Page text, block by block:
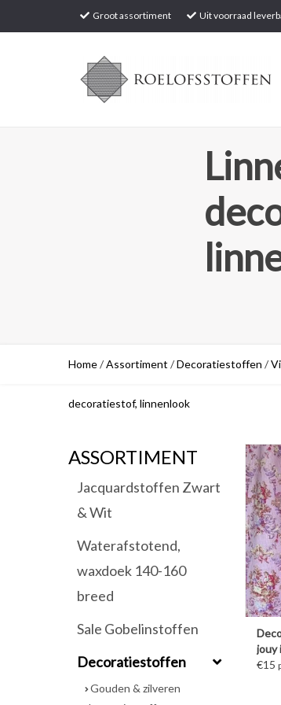
Groot assortiment Uit voorraad
Home/Assortiment /Decoratiestoffen /
decoratiestof, linnenlook
ASSORTIMENT
Jacquardstoffen Zwart
& Wit
Waterafstotend,
waxdoek 140-160
breed
Sale Gobelinstoffen
Decoratiestoffen
Gouden & zilveren
jouy
€15